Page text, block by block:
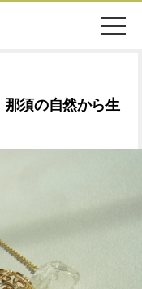
妊娠・出産
ワークスタイル
那須の自然から生